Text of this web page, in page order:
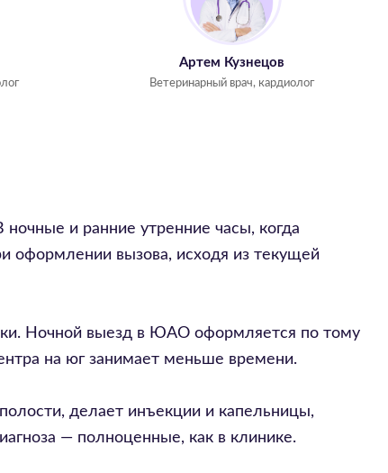
Артем Кузнецов
Ветеринарный врач, кардиолог
и ранние утренние часы, когда
оформлении вызова, исходя из текущей
Ночной выезд в ЮАО оформляется по тому
на юг занимает меньше времени.
делает инъекции и капельницы,
— полноценные, как в клинике.